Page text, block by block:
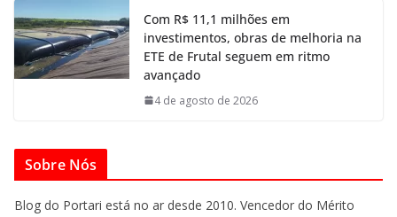
Com R$ 11,1 milhões em
investimentos, obras de melhoria na
ETE de Frutal seguem em ritmo
avançado
4 de agosto de 2026
Sobre Nós
Blog do Portari está no ar desde 2010. Vencedor do Mérito